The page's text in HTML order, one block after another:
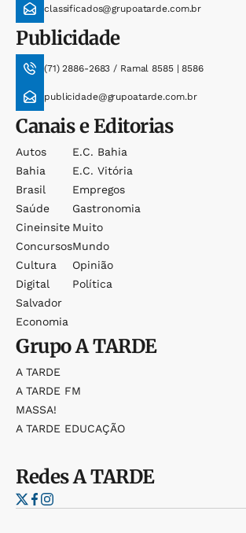
classificados@grupoatarde.com.br
Publicidade
(71) 2886-2683 / Ramal 8585 | 8586
publicidade@grupoatarde.com.br
Canais e Editorias
Autos
Bahia
Brasil
Saúde
Cineinsite
Concursos
Cultura
Digital
Salvador
Economia
E.c. Bahia
E.c. Vitória
Empregos
Gastronomia
Muito
Mundo
Opinião
Política
GrupoA TARDE
A TARDE
A TARDE FM
MASSA!
A TARDE EDUCAÇÃO
RedesA TARDE